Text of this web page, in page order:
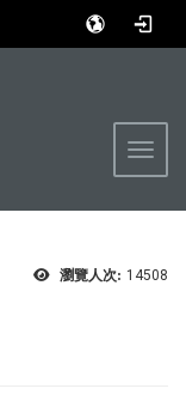
瀏覽人次: 14508